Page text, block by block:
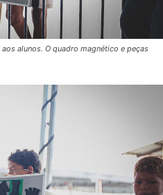
alunos. O quadro magnético e peças